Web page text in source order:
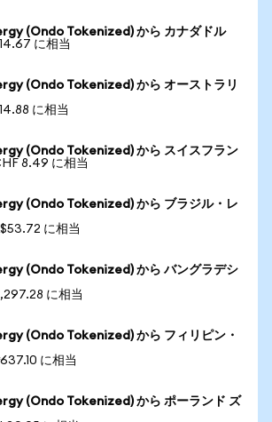
(Ondo Tokenized) から カナダドル
に相当
(Ondo Tokenized) から オーストラリ
に相当
(Ondo Tokenized) から スイスフラン
8.49 に相当
(Ondo Tokenized) から ブラジル・レ
に相当
(Ondo Tokenized) から バングラデシ
に相当
(Ondo Tokenized) から フィリピン・
に相当
(Ondo Tokenized) から ポーランド ズ